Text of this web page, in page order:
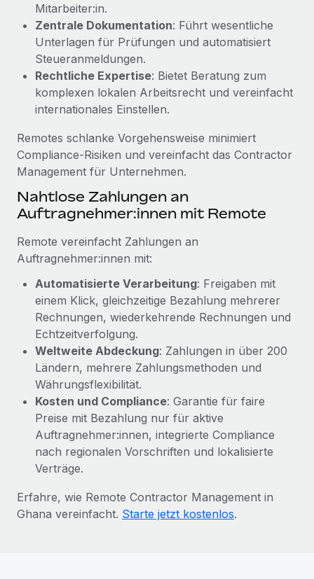
Auch im neuen Jahr wollen wir bei Remote Unternehmen
aller Größen dabei unterstützen, die beste...
Mehr erfahren
Wie Phiture 55 Mitarbeiter:innen in 19 Ländern
Phiture ist der unumstrittene Marktführer im Bereich der
Wachstumsberatung für mobile Apps. Das...
Mehr erfahren
Mitarbeiter:in.
Zentrale Dokumentation: Führt wesentliche
Unterlagen für Prüfungen und automatisiert
Steueranmeldungen.
Rechtliche Expertise: Bietet Beratung zum
komplexen lokalen Arbeitsrecht und vereinfacht
internationales Einstellen.
Remotes schlanke Vorgehensweise minimiert
Compliance‑Risiken und vereinfacht das Contractor
Management für Unternehmen.
Nahtlose Zahlungen an
Auftragnehmer:innen mit Remote
Remote vereinfacht Zahlungen an
Auftragnehmer:innen mit:
Automatisierte Verarbeitung: Freigaben mit
einem Klick, gleichzeitige Bezahlung mehrerer
Rechnungen, wiederkehrende Rechnungen und
Echtzeitverfolgung.
Weltweite Abdeckung: Zahlungen in über 200
Ländern, mehrere Zahlungsmethoden und
Währungsflexibilität.
Kosten und Compliance: Garantie für faire
Preise mit Bezahlung nur für aktive
Auftragnehmer:innen, integrierte Compliance
nach regionalen Vorschriften und lokalisierte
Verträge.
Erfahre, wie Remote Contractor Management in
Ghana vereinfacht. Starte jetzt kostenlos.